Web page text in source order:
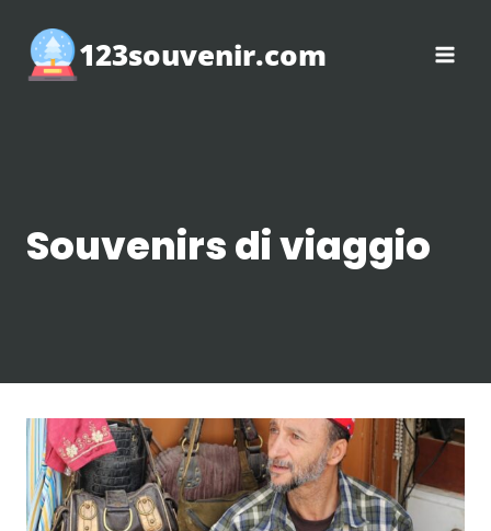
contenuto 123souvenir.com
Souvenirs di viaggio